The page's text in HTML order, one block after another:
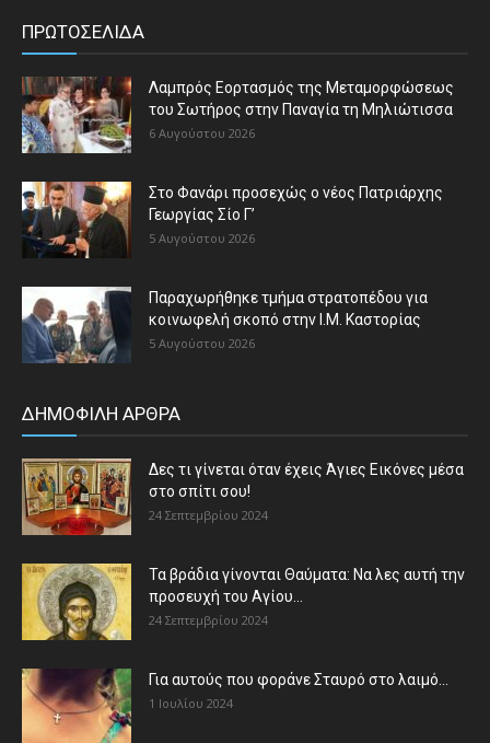
ΠΡΩΤΟΣΕΛΙΔΑ
Λαμπρός Εορτασμός της Μεταμορφώσεως
του Σωτήρος στην Παναγία τη Μηλιώτισσα
6 Αυγούστου 2026
Στο Φανάρι προσεχώς ο νέος Πατριάρχης
Γεωργίας Σίο Γ’
5 Αυγούστου 2026
Παραχωρήθηκε τμήμα στρατοπέδου για
κοινωφελή σκοπό στην Ι.Μ. Καστορίας
5 Αυγούστου 2026
ΔΗΜΟΦΙΛΗ ΑΡΘΡΑ
Δες τι γίνεται όταν έχεις Άγιες Εικόνες μέσα
στο σπίτι σου!
24 Σεπτεμβρίου 2024
Τα βράδια γίνονται Θαύματα: Να λες αυτή την
προσευχή του Αγίου...
24 Σεπτεμβρίου 2024
Για αυτούς που φοράνε Σταυρό στο λαιμό…
1 Ιουλίου 2024